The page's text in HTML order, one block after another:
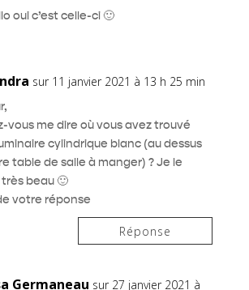
oui c’est celle-ci 🙂
sur 11 janvier 2021 à 13 h 25 min
vous me dire où vous avez trouvé
cylindrique blanc (au dessus
table de salle à manger) ? Je le
beau 🙂
votre réponse
Réponse
Germaneau sur 27 janvier 2021 à